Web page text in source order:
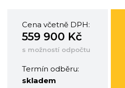
Cena včetně DPH:
559 900 Kč
s možností odpočtu
Termín odběru:
skladem